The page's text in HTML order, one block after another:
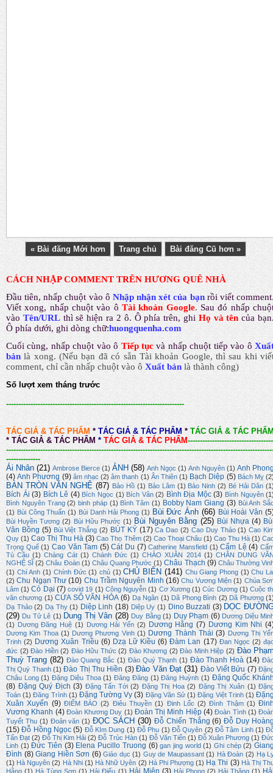
« Bài đăng Mới hơn Trang chủ Bài đăng Cũ hơn »
CÁCH NHẬP COMMENT TRÊN HƯƠNG QUÊ NHÀ
Đầu tiên, nhấp chuột vào ô Nhập nhận xét của bạn rồi viết comment
Viết xong, nhấp chuột vào ô Tài khoản Google. Sau đó nhấp
vào Tên/URL thì sẽ hiện ra 2 ô. Ô phía trên, ghi Họ và tên của
Ô phía dưới, ghi dòng chữ:huongquenha.com
Cuối cùng, nhấp chuột vào ô Tiếp tục và nhấp chuột tiếp vào ô
bản là xong.(Nếu bạn đã có sẵn Tài khoản Google, thì sau khi
comment, chỉ cần nhấp chuột vào ôXuất bản là thành công)
Số lượt xem tháng trước
-------------------------------------------------------------------------
TÁC GIẢ & TÁC PHẨM * TÁC GIẢ & TÁC PHẨM * TÁC GIẢ & TÁC
* TÁC GIẢ & TÁC PHẨM *TÁC GIẢ & TÁC PHẨM-----------------------------------
--------------
Ái Nhân (21) Ambrose Bierce (1) ẢNH (58) Anh Ngọc (1) Anh Nguyên (1) Anh
(4) Anh Phương (9) âm nhạc (2) âm thanh (1) Ân Thiên (1) Bạch Diệp (5) Bách Mỵ
BÀN TRÒN VĂN NGHỆ (87) Bảo Hồ (1) Bảo Lâm (1) Bảo Ninh (2) Bé Hải Dân
Bích Ái (3) Bích Lê (4) Bích Ngọc (1) Bích Vân (2) Bình Địa Mộc (3) Bình Nguyên
Bình Nguyên Trang (2) binh pháp (1) Bình Tâm (1) Bobby Nam Giang (3) Bùi Anh
(1) Bùi Công Thuấn (1) Bùi Danh Hải Phong (1) Bùi Đức Ánh (66) Bùi Hoài Vân
Bùi Huyền Tương (2) Bùi Hữu Phước (1) Bùi Nguyên Bằng (25) Bùi Nhựa (4)
Văn Bồng (5) Bùi Việt Thắng (2) BÚT KÝ (17) Ca Dao (2) Cao Duy Thảo (1) Cao
Quy (1) Cao Thị Thu Hà (3) Cao Thọ Thêm (2) Cao Thoại Châu (1) Cao Thu Hà (1)
Trọng Quế (1) Cao Văn Tam (5) Cát Du (7) Catherine Mansfield (1) Cẩm Lệ (4)
Tú Cầu (1) Chàng Cát (1) Chánh Đức (1) CHÀO XUÂN 2014 (1) CHÂN DUNG
NGHỆ SĨ (2) Châu Đoàn (1) Châu Quang Phước (1) Châu Thạch (9) Châu Thường
(1) Chí Anh (1) Chính Đức (1) chủ (1) CHỦ BIÊN (141) Chu Giang Phong (1) Chu
(2) Chu Ngạn Thư (10) Chu Trầm Nguyên Minh (16) Chu Vương Miện (1) Chúa
Lâm (1) Cỏ Dại (7) covid 19 (1) Công Nguyễn (1) Cơ Xương (1) Cúc Dương (1) Cuộc
văn chương (1) CỬA SỔ VĂN HÓA (6) Dạ Ngân (1) Dã Phong Bình (2) Dã Phương
Dạ Thảo (2) Dạ Thy (1) Diệp Linh (18) Diệp Uy (1) Dino Buzzati (3) DỌC
(29) Du Tử Lê (1) Dung Thị Vân (28) Duy Bằng (1) Duy Phạm (6) Dương Diệu
(1)
Dương Đăng Huệ (1) Dương Hải Yến (2) Dương Hằng (7) Dương Kim Nhi
Dương Kim Thoa (1) Dương Phương Vinh (1) Dương Thành Thái (3) Dương Thị
Trinh (2) Dương Xuân Triều (6) Dzạ Lữ Kiều (6) Đàm Lan (17) Đan Ngọc (2)
đức (2) Đào Hiền (2) Đào Hữu Thức (2) Đào Khương (2) Đào Minh Hiệp (2) Đào
Thuỳ Trang (82) Đào Quang Bắc (1) Đào Quý Thạnh (1) Đào Thanh Hoà (14)
Thị Quý Thanh (1) Đào Thị Thu Hiền (3) Đào Văn Đạt (31) Đào Viết Bửu (7)
Châu Long (1) Đặng Diệu Thoa (1) Đăng Đăng (1) Đăng Huỳnh (1) Đặng Quốc
(8) Đặng Quý Địch (3) Đặng Tấn Tới (2) Đặng Thị Hoa (2) Đặng Thị Xuân (1)
Toán (1) Đăng Trình (1) Đặng Tường Vy (3) Đặng Văn Sử (1) Đặng Việt Trinh (1)
Xuân Xuyến (9) ĐIỂM BÁO (2) Điêu Thuyền (1) Đinh Lốc (2) Đình Thậm (1)
Vương Khanh (4) Đoàn Khương Duy (1) Đoàn Thị Minh Hiệp (4) Đoàn Tình (1)
Tuyết Thu (1) Đoản văn (1) ĐỌC SÁCH (30) Đỗ Chiến Thắng (6) Đỗ Duy
(15) Đỗ Hồng Ngọc (5) Đỗ KIm Dung (1) Đỗ Phu (1) Đỗ Quyên (2) Đỗ Tâm Linh (1)
Tấn Đạt (2) Đỗ Thị Kim Hải (2) Đỗ Trúc Hàn (1) Đỗ Văn Tiến (1) Đỗ Xuân Phương (1)
Linh (1) Đức Tiên (3) Elena Pucillo Truong (6) gan jing world (1) Ghi chép (2)
Đình (8) Giang Hiền Sơn (6) Giáo dục (1) Guy de Maupassant (1) Hà Đoàn (2) Hạ
(1) Hà Nguyên (2) Hà Nhi (1) Hà Nhữ Uyên (2) Hà Phi Phượng (1) Hạ Thi (3) Hà Thị
Hằng (1) Hà Tùng Sơn (1) Hải Điểu (1) Hải Phong (2) Hải Thăng (1)